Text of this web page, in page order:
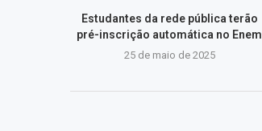
Estudantes da rede pública terão
pré-inscrição automática no Enem
25 de maio de 2025